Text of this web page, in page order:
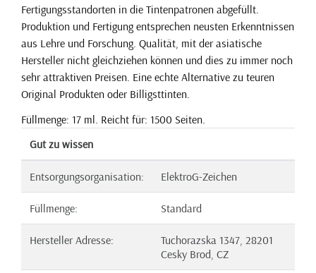
Fertigungsstandorten in die Tintenpatronen abgefüllt.
Produktion und Fertigung entsprechen neusten Erkenntnissen
aus Lehre und Forschung. Qualität, mit der asiatische
Hersteller nicht gleichziehen können und dies zu immer noch
sehr attraktiven Preisen. Eine echte Alternative zu teuren
Original Produkten oder Billigsttinten.
Füllmenge: 17 ml. Reicht für: 1500 Seiten.
Gut zu wissen
Entsorgungsorganisation: ElektroG-Zeichen
Füllmenge: Standard
Hersteller Adresse:
Tuchorazska 1347, 28201
Cesky Brod, CZ